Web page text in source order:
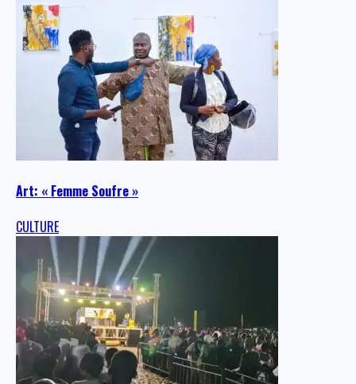
Art: « Femme Soufre »
CULTURE